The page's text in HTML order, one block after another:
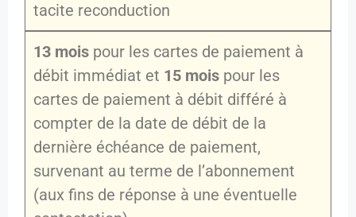
tacite reconduction
13 mois pour les cartes de paiement à
débit immédiat et 15 mois pour les
cartes de paiement à débit différé à
compter de la date de débit de la
dernière échéance de paiement,
survenant au terme de l’abonnement
(aux fins de réponse à une éventuelle